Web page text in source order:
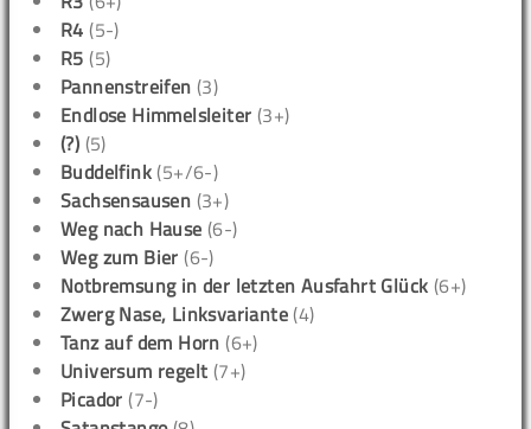
R4 (5-)
R5 (5)
Pannenstreifen (3)
Endlose Himmelsleiter (3+)
(?) (5)
Buddelfink (5+/6-)
Sachsensausen (3+)
Weg nach Hause (6-)
Weg zum Bier (6-)
Notbremsung in der letzten Ausfahrt Glück (6+)
Zwerg Nase, Linksvariante (4)
Tanz auf dem Horn (6+)
Universum regelt (7+)
Picador (7-)